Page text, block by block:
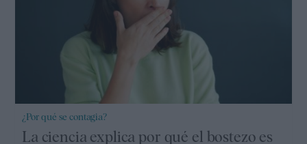
¿Por qué se contagia?
La ciencia explica por qué el bostezo es